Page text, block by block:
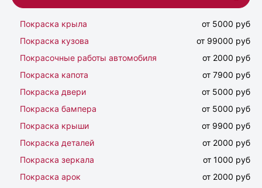
Покраска крыла
от 5000 руб
Покраска кузова
от 99000 руб
Покрасочные работы автомобиля
от 2000 руб
Покраска капота
от 7900 руб
Покраска двери
от 5000 руб
Покраска бампера
от 5000 руб
Покраска крыши
от 9900 руб
Покраска деталей
от 2000 руб
Покраска зеркала
от 1000 руб
Покраска арок
от 2000 руб